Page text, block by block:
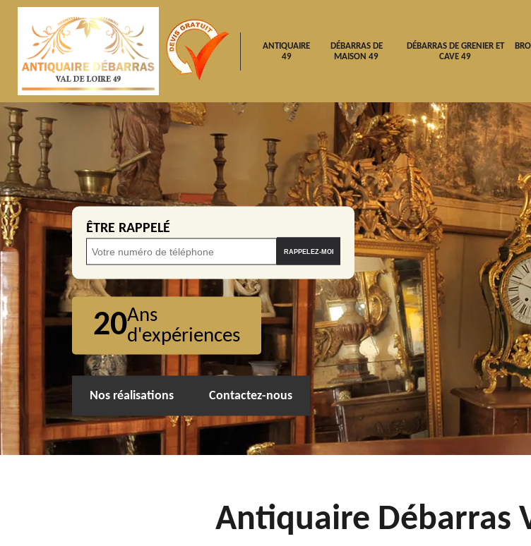
ANTIQUAIRE
49
DÉBARRAS DE
MAISON 49
DÉBARRAS DE GRENIER ET
CAVE 49
ÊTRE RAPPELÉ
20Ans
d'expériences
Nos réalisations Contactez-nous
Antiquaire Débarras